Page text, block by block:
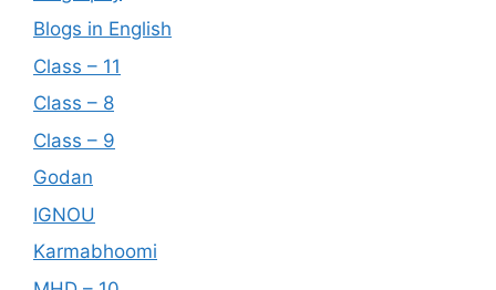
Blogs in English
Class – 11
Class – 8
Class – 9
Godan
IGNOU
Karmabhoomi